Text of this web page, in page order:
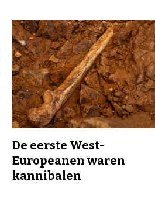
De eerste West-
Europeanen waren
kannibalen